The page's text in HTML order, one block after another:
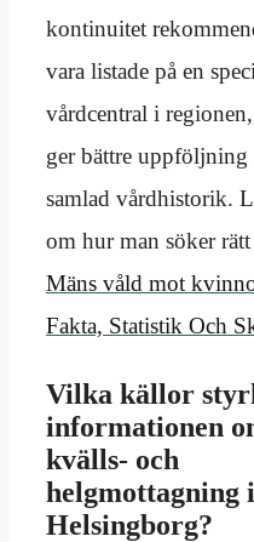
kontinuitet
vara listade på en
vårdcentral i
ger bättre uppföljning
samlad vårdhistorik.
om hur man söker
Mäns våld mot
Fakta, Statistik Och
Vilka källor
informationen
kvälls- och
helgmottagning i
Helsingborg?